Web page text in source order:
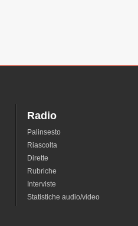
Radio
Palinsesto
Riascolta
Dirette
Rubriche
Interviste
Statistiche audio/video